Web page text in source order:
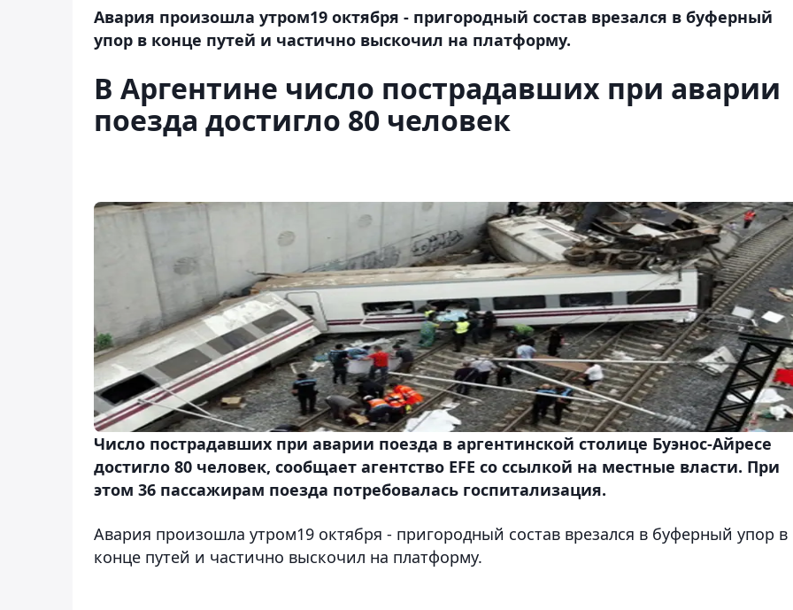
Авария произошла утром19 октября - пригородный состав врезался в буферный
упор в конце путей и частично выскочил на платформу.
В Аргентине число пострадавших при аварии
поезда достигло 80 человек
Число пострадавших при аварии поезда в аргентинской столице Буэнос-Айресе
достигло 80 человек, сообщает агентство EFE со ссылкой на местные власти. При
этом 36 пассажирам поезда потребовалась госпитализация.
Авария произошла утром19 октября - пригородный состав врезался в буферный упор в
конце путей и частично выскочил на платформу.